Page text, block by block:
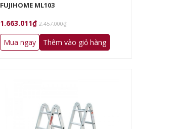
FUJIHOME ML103
1.663.011₫ 2.457.000₫
Mua ngay Thêm vào giỏ hàng